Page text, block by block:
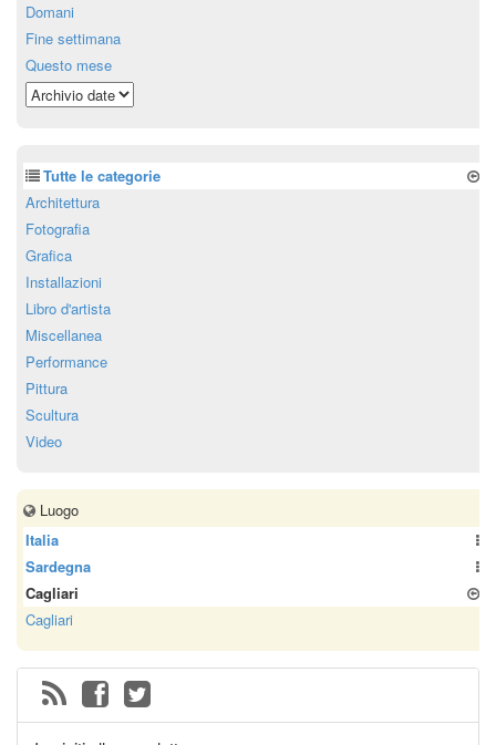
Domani
Fine settimana
Questo mese
Tutte le categorie
Architettura
Fotografia
Grafica
Installazioni
Libro d'artista
Miscellanea
Performance
Pittura
Scultura
Video
Luogo
Italia
Sardegna
Cagliari
Cagliari